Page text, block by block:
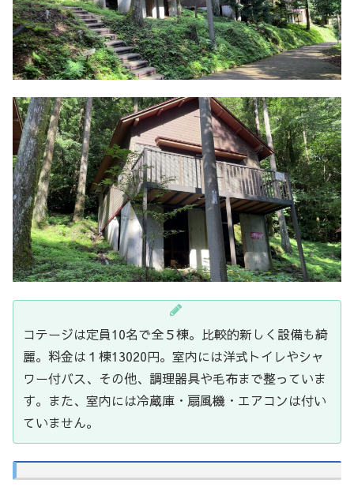
コテージは定員10名で全５棟。比較的新しく設備も綺
麗。料金は１棟13020円。室内には洋式トイレやシャ
ワー付バス、その他、調理器具や毛布まで整っていま
す。また、室内には冷蔵庫・扇風機・エアコンは付い
ていません。